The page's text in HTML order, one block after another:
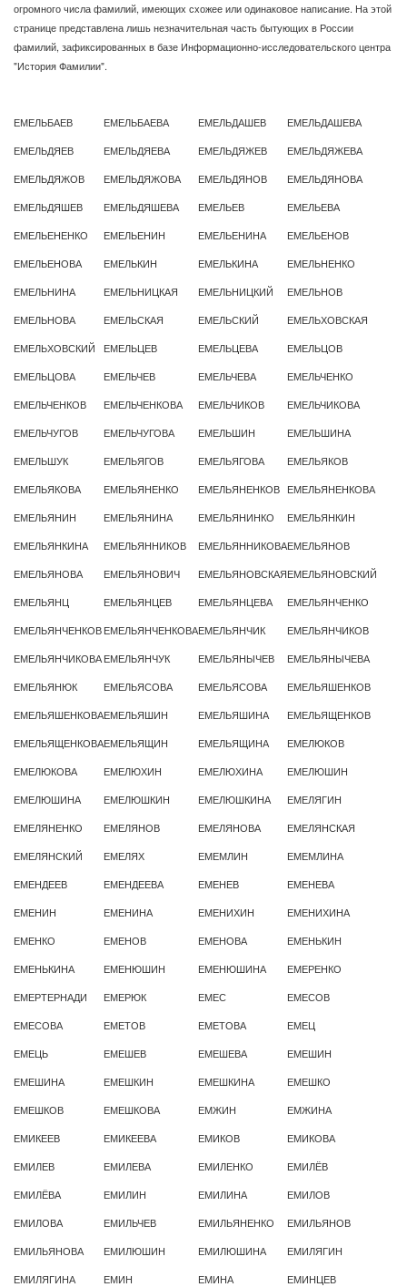
огромного числа фамилий, имеющих схожее или одинаковое написание. На этой
странице представлена лишь незначительная часть бытующих в России
фамилий, зафиксированных в базе Информационно-исследовательского центра
"История Фамилии".
ЕМЕЛЬБАЕВ ЕМЕЛЬБАЕВА ЕМЕЛЬДАШЕВ ЕМЕЛЬДАШЕВА
ЕМЕЛЬДЯЕВ ЕМЕЛЬДЯЕВА ЕМЕЛЬДЯЖЕВ ЕМЕЛЬДЯЖЕВА
ЕМЕЛЬДЯЖОВ ЕМЕЛЬДЯЖОВА ЕМЕЛЬДЯНОВ ЕМЕЛЬДЯНОВА
ЕМЕЛЬДЯШЕВ ЕМЕЛЬДЯШЕВА ЕМЕЛЬЕВ ЕМЕЛЬЕВА
ЕМЕЛЬЕНЕНКО ЕМЕЛЬЕНИН ЕМЕЛЬЕНИНА ЕМЕЛЬЕНОВ
ЕМЕЛЬЕНОВА ЕМЕЛЬКИН ЕМЕЛЬКИНА ЕМЕЛЬНЕНКО
ЕМЕЛЬНИНА ЕМЕЛЬНИЦКАЯ ЕМЕЛЬНИЦКИЙ ЕМЕЛЬНОВ
ЕМЕЛЬНОВА ЕМЕЛЬСКАЯ ЕМЕЛЬСКИЙ ЕМЕЛЬХОВСКАЯ
ЕМЕЛЬХОВСКИЙ ЕМЕЛЬЦЕВ ЕМЕЛЬЦЕВА ЕМЕЛЬЦОВ
ЕМЕЛЬЦОВА ЕМЕЛЬЧЕВ ЕМЕЛЬЧЕВА ЕМЕЛЬЧЕНКО
ЕМЕЛЬЧЕНКОВ ЕМЕЛЬЧЕНКОВА ЕМЕЛЬЧИКОВ ЕМЕЛЬЧИКОВА
ЕМЕЛЬЧУГОВ ЕМЕЛЬЧУГОВА ЕМЕЛЬШИН ЕМЕЛЬШИНА
ЕМЕЛЬШУК ЕМЕЛЬЯГОВ ЕМЕЛЬЯГОВА ЕМЕЛЬЯКОВ
ЕМЕЛЬЯКОВА ЕМЕЛЬЯНЕНКО ЕМЕЛЬЯНЕНКОВ ЕМЕЛЬЯНЕНКОВА
ЕМЕЛЬЯНИН ЕМЕЛЬЯНИНА ЕМЕЛЬЯНИНКО ЕМЕЛЬЯНКИН
ЕМЕЛЬЯНКИНА ЕМЕЛЬЯННИКОВ ЕМЕЛЬЯННИКОВАЕМЕЛЬЯНОВ
ЕМЕЛЬЯНОВА ЕМЕЛЬЯНОВИЧ ЕМЕЛЬЯНОВСКАЯЕМЕЛЬЯНОВСКИЙ
ЕМЕЛЬЯНЦ ЕМЕЛЬЯНЦЕВ ЕМЕЛЬЯНЦЕВА ЕМЕЛЬЯНЧЕНКО
ЕМЕЛЬЯНЧЕНКОВ ЕМЕЛЬЯНЧЕНКОВАЕМЕЛЬЯНЧИК ЕМЕЛЬЯНЧИКОВ
ЕМЕЛЬЯНЧИКОВА ЕМЕЛЬЯНЧУК ЕМЕЛЬЯНЫЧЕВ ЕМЕЛЬЯНЫЧЕВА
ЕМЕЛЬЯНЮК ЕМЕЛЬЯСОВА ЕМЕЛЬЯСОВА ЕМЕЛЬЯШЕНКОВ
ЕМЕЛЬЯШЕНКОВАЕМЕЛЬЯШИН ЕМЕЛЬЯШИНА ЕМЕЛЬЯЩЕНКОВ
ЕМЕЛЬЯЩЕНКОВАЕМЕЛЬЯЩИН ЕМЕЛЬЯЩИНА ЕМЕЛЮКОВ
ЕМЕЛЮКОВА ЕМЕЛЮХИН ЕМЕЛЮХИНА ЕМЕЛЮШИН
ЕМЕЛЮШИНА ЕМЕЛЮШКИН ЕМЕЛЮШКИНА ЕМЕЛЯГИН
ЕМЕЛЯНЕНКО ЕМЕЛЯНОВ ЕМЕЛЯНОВА ЕМЕЛЯНСКАЯ
ЕМЕЛЯНСКИЙ ЕМЕЛЯХ ЕМЕМЛИН ЕМЕМЛИНА
ЕМЕНДЕЕВ ЕМЕНДЕЕВА ЕМЕНЕВ ЕМЕНЕВА
ЕМЕНИН ЕМЕНИНА ЕМЕНИХИН ЕМЕНИХИНА
ЕМЕНКО ЕМЕНОВ ЕМЕНОВА ЕМЕНЬКИН
ЕМЕНЬКИНА ЕМЕНЮШИН ЕМЕНЮШИНА ЕМЕРЕНКО
ЕМЕРТЕРНАДИ ЕМЕРЮК ЕМЕС ЕМЕСОВ
ЕМЕСОВА ЕМЕТОВ ЕМЕТОВА ЕМЕЦ
ЕМЕЦЬ ЕМЕШЕВ ЕМЕШЕВА ЕМЕШИН
ЕМЕШИНА ЕМЕШКИН ЕМЕШКИНА ЕМЕШКО
ЕМЕШКОВ ЕМЕШКОВА ЕМЖИН ЕМЖИНА
ЕМИКЕЕВ ЕМИКЕЕВА ЕМИКОВ ЕМИКОВА
ЕМИЛЕВ ЕМИЛЕВА ЕМИЛЕНКО ЕМИЛЁВ
ЕМИЛЁВА ЕМИЛИН ЕМИЛИНА ЕМИЛОВ
ЕМИЛОВА ЕМИЛЬЧЕВ ЕМИЛЬЯНЕНКО ЕМИЛЬЯНОВ
ЕМИЛЬЯНОВА ЕМИЛЮШИН ЕМИЛЮШИНА ЕМИЛЯГИН
ЕМИЛЯГИНА ЕМИН ЕМИНА ЕМИНЦЕВ